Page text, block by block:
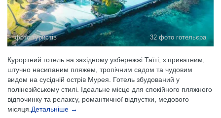
фото туристів 32 фото готельєра
Курортний готель на західному узбережжі Таїті, з приватним,
штучно насипаним пляжем, тропічним садом та чудовим
видом на сусідній острів Мурея. Готель збудований у
полінезійському стилі. Ідеальне місце для спокійного пляжного
відпочинку та релаксу, романтичної відпустки, медового
місяця. Детальніше →